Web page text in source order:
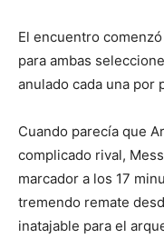
El encuentro
para ambas
anulado cada una por
Cuando parecía que
complicado rival,
marcador a los 17
tremendo remate
inatajable para el